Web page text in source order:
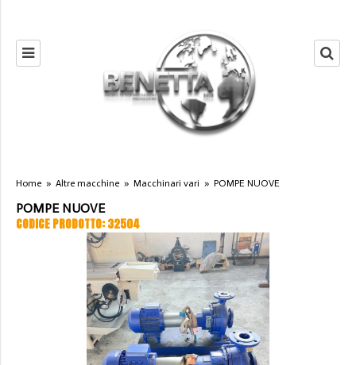
Home » Altre macchine » Macchinari vari » POMPE NUOVE
POMPE NUOVE
CODICE PRODOTTO: 32504